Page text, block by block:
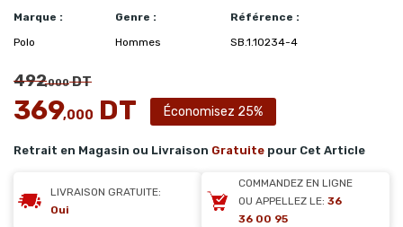
Marque :
Polo
Genre :
Hommes
Référence :
SB.1.10234-4
492,000DT
369,000 DT Économisez 25%
Retrait en Magasin ou Livraison Gratuite pour Cet Article
LIVRAISON GRATUITE:
Oui
COMMANDEZ EN LIGNE
OU APPELLEZ LE: 36
36 00 95